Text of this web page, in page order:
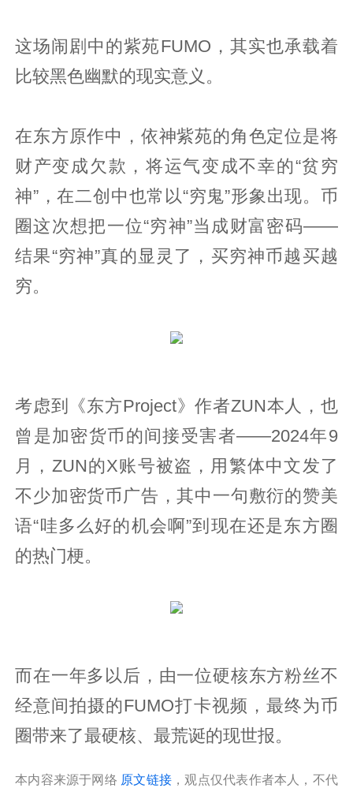
这场闹剧中的紫苑FUMO，其实也承载着
比较黑色幽默的现实意义。
在东方原作中，依神紫苑的角色定位是将
财产变成欠款，将运气变成不幸的“贫穷
神”，在二创中也常以“穷鬼”形象出现。币
圈这次想把一位“穷神”当成财富密码——
结果“穷神”真的显灵了，买穷神币越买越
穷。
考虑到《东方Project》作者ZUN本人，也
曾是加密货币的间接受害者——2024年9
月，ZUN的X账号被盗，用繁体中文发了
不少加密货币广告，其中一句敷衍的赞美
语“哇多么好的机会啊”到现在还是东方圈
的热门梗。
而在一年多以后，由一位硬核东方粉丝不
经意间拍摄的FUMO打卡视频，最终为币
圈带来了最硬核、最荒诞的现世报。
本内容来源于网络 原文链接 ，观点仅代表作者本人，不代